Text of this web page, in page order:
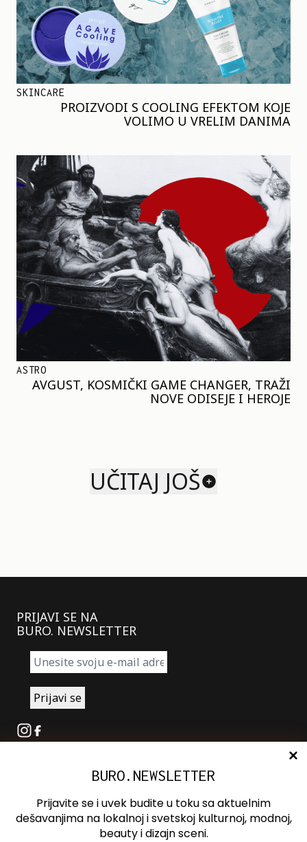
SKINCARE
PROIZVODI S COOLING EFEKTOM KOJE
VOLIMO U VRELIM DANIMA
ASTRO
AVGUST, KOSMIČKI GAME CHANGER, TRAŽI
NOVE ODISEJE I HEROJE
UČITAJ JOŠ
PRIJAVI SE NA
BURO. NEWSLETTER
Instagram
Facebook
Oglašavanje
Kontakt
BURO.NEWSLETTER
Prijavite se i uvek budite u toku sa aktuelnim
dešavanjima na lokalnoj i svetskoj kulturnoj, modnoj,
beauty i dizajn sceni.